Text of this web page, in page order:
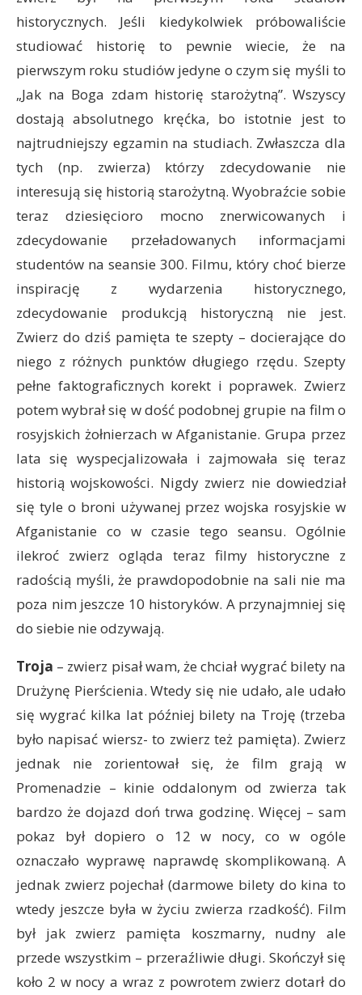
historycznych. Jeśli kiedykolwiek próbowaliście
studiować historię to pewnie wiecie, że na
pierwszym roku studiów jedyne o czym się myśli to
„Jak na Boga zdam historię starożytną”. Wszyscy
dostają absolutnego kręćka, bo istotnie jest to
najtrudniejszy egzamin na studiach. Zwłaszcza dla
tych (np. zwierza) którzy zdecydowanie nie
interesują się historią starożytną. Wyobraźcie sobie
teraz dziesięcioro mocno znerwicowanych i
zdecydowanie przeładowanych informacjami
studentów na seansie 300. Filmu, który choć bierze
inspirację z wydarzenia historycznego,
zdecydowanie produkcją historyczną nie jest.
Zwierz do dziś pamięta te szepty – docierające do
niego z różnych punktów długiego rzędu. Szepty
pełne faktograficznych korekt i poprawek. Zwierz
potem wybrał się w dość podobnej grupie na film o
rosyjskich żołnierzach w Afganistanie. Grupa przez
lata się wyspecjalizowała i zajmowała się teraz
historią wojskowości. Nigdy zwierz nie dowiedział
się tyle o broni używanej przez wojska rosyjskie w
Afganistanie co w czasie tego seansu. Ogólnie
ilekroć zwierz ogląda teraz filmy historyczne z
radością myśli, że prawdopodobnie na sali nie ma
poza nim jeszcze 10 historyków. A przynajmniej się
do siebie nie odzywają.
Troja – zwierz pisał wam, że chciał wygrać bilety na
Drużynę Pierścienia. Wtedy się nie udało, ale udało
się wygrać kilka lat później bilety na Troję (trzeba
było napisać wiersz- to zwierz też pamięta). Zwierz
jednak nie zorientował się, że film grają w
Promenadzie – kinie oddalonym od zwierza tak
bardzo że dojazd doń trwa godzinę. Więcej – sam
pokaz był dopiero o 12 w nocy, co w ogóle
oznaczało wyprawę naprawdę skomplikowaną. A
jednak zwierz pojechał (darmowe bilety do kina to
wtedy jeszcze była w życiu zwierza rzadkość). Film
był jak zwierz pamięta koszmarny, nudny ale
przede wszystkim – przeraźliwie długi. Skończył się
koło 2 w nocy a wraz z powrotem zwierz dotarł do